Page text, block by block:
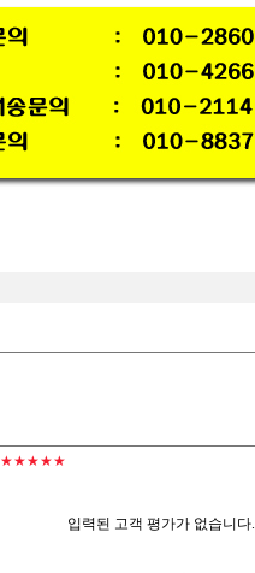
★★★★★
입력된 고객 평가가 없습니다.